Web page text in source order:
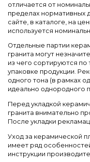
отличается от
пределах нормативных
сайте, в каталоге, на
используется
Отдельные партии
гранита могут
из чего сортируются
упаковке продукции.
одного тона (в рамках
идеально однородного
Перед укладкой
гранита внимательно
После укладки
Уход за керамической
имеет ряд
инструкции